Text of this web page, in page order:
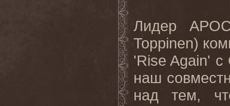
Лидер
Toppinen)
'Rise Again' с
наш
над тем,